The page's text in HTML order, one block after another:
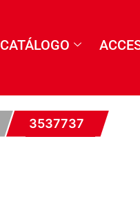
CATÁLOGO
3537737